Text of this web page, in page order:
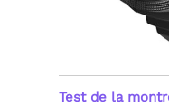
Test de la